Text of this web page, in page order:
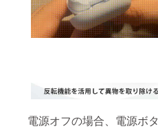
電源オフの場合、電源ボタ